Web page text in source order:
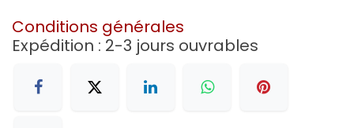
Conditions générales
Expédition : 2-3 jours ouvrables